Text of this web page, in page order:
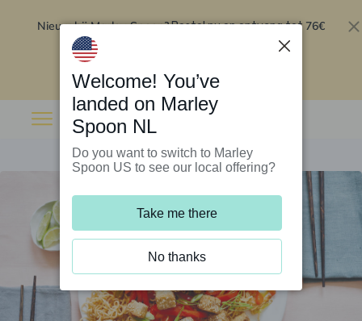
Nieuw bij Marley Spoon?Bestel nu en ontvang tot 76€
Welcome! You’ve
landed on Marley
Spoon NL
Do you want to switch to Marley
Spoon US to see our local offering?
Take me there
No thanks